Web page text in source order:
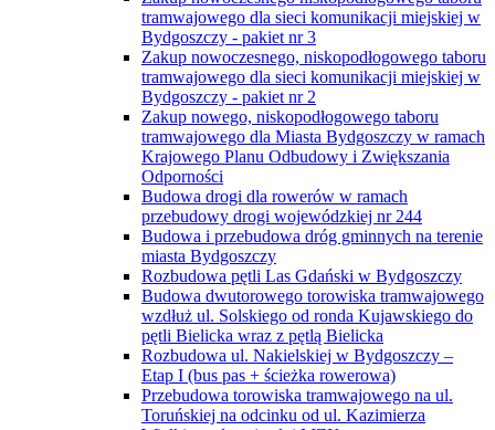
tramwajowego dla sieci komunikacji miejskiej w
Bydgoszczy - pakiet nr 3
Zakup nowoczesnego, niskopodłogowego taboru
tramwajowego dla sieci komunikacji miejskiej w
Bydgoszczy - pakiet nr 2
Zakup nowego, niskopodłogowego taboru
tramwajowego dla Miasta Bydgoszczy w ramach
Krajowego Planu Odbudowy i Zwiększania
Odporności
Budowa drogi dla rowerów w ramach
przebudowy drogi wojewódzkiej nr 244
Budowa i przebudowa dróg gminnych na terenie
miasta Bydgoszczy
Rozbudowa pętli Las Gdański w Bydgoszczy
Budowa dwutorowego torowiska tramwajowego
wzdłuż ul. Solskiego od ronda Kujawskiego do
pętli Bielicka wraz z pętlą Bielicka
Rozbudowa ul. Nakielskiej w Bydgoszczy –
Etap I (bus pas + ścieżka rowerowa)
Przebudowa torowiska tramwajowego na ul.
Toruńskiej na odcinku od ul. Kazimierza